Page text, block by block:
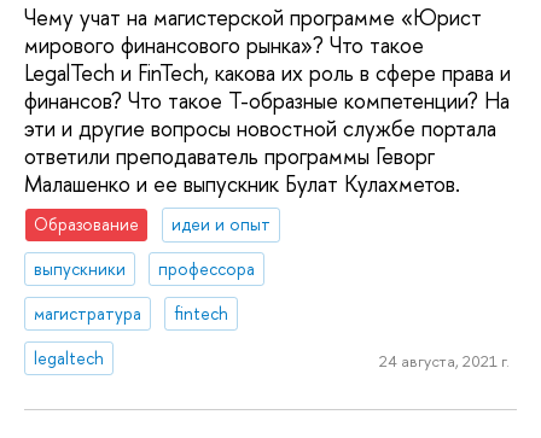
Чему учат на магистерской программе «Юрист
мирового финансового рынка»? Что такое
LegalTech и FinTech, какова их роль в сфере права и
финансов? Что такое Т-образные компетенции? На
эти и другие вопросы новостной службе портала
ответили преподаватель программы Геворг
Малашенко и ее выпускник Булат Кулахметов.
Образование
идеи и опыт
выпускники
профессора
магистратура
fintech
legaltech
24 августа, 2021 г.